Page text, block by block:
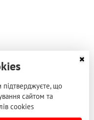
що
сайтом та
cookies